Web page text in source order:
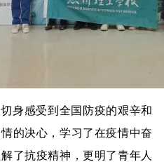
身感受到全国防疫的艰辛和
的决心，学习了在疫情中奋
了抗疫精神，更明了青年人